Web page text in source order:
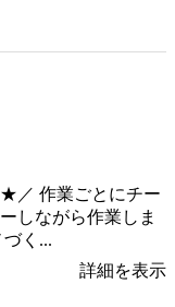
／ 作業ごとにチー
しながら作業しま
く...
詳細を表示